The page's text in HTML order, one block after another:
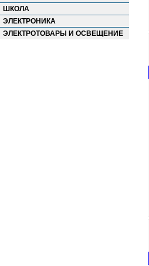
МОЖГА
НЕВСКАЯ ПАЛИТРА
ОСТРОВ СОКРОВИЩ
ОФИСМАГ
ШКОЛА
ЭЛЕКТРОНИКА
ЭЛЕКТРОТОВАРЫ И ОСВЕЩЕНИЕ